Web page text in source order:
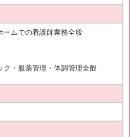
ームでの看護師業務全般
ク・服薬管理・体調管理全般